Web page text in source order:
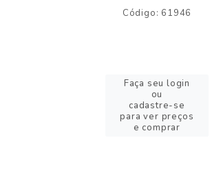
Código: 61946
Faça seu login
ou
cadastre-se
para ver preços
e comprar